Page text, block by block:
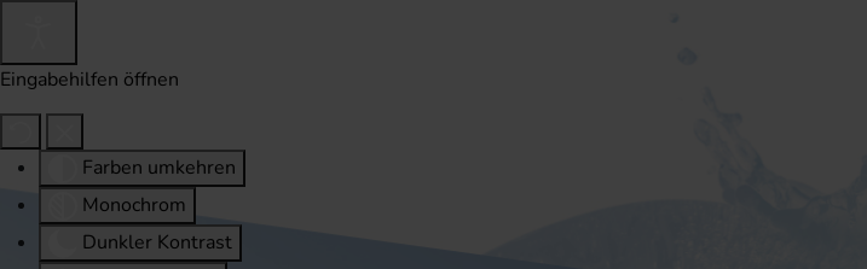
Eingabehilfen öffnen
Farben umkehren
Monochrom
Dunkler Kontrast